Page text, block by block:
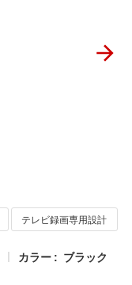
テレビ録画専用設計
カラー : ブラック